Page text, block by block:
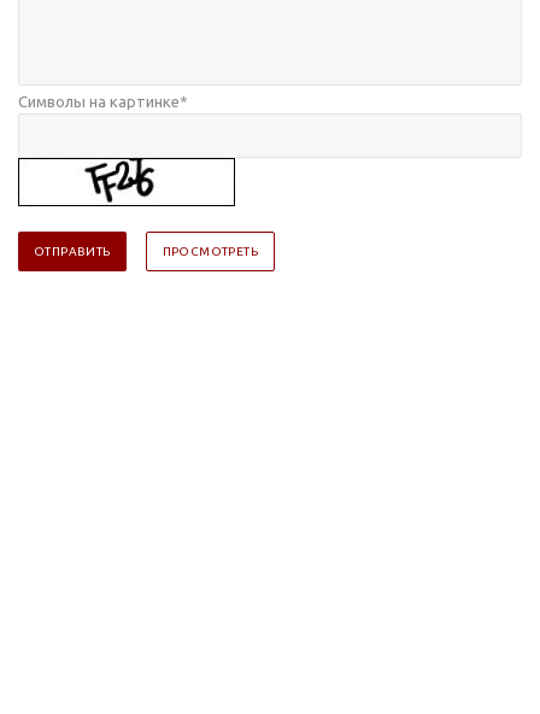
Символы на картинке*